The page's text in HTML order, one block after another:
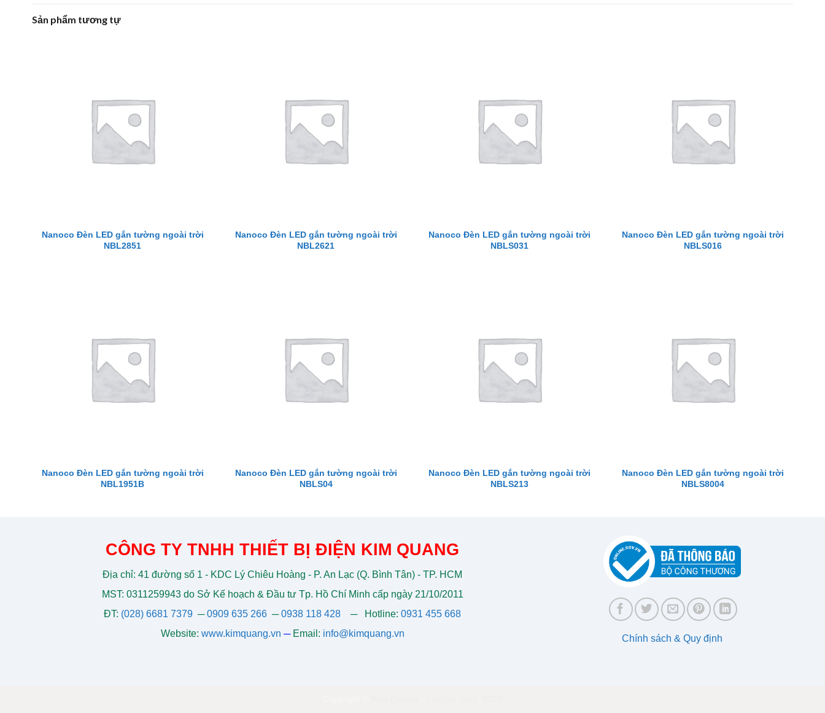
Sản phẩm tương tự
Nanoco Đèn LED gắn tường ngoài trời
NBL2851
Nanoco Đèn LED gắn tường ngoài trời
NBL2621
Nanoco Đèn LED gắn tường ngoài trời
NBLS031
Nanoco Đèn LED gắn tường ngoài trời
NBLS016
Nanoco Đèn LED gắn tường ngoài trời
NBL1951B
Nanoco Đèn LED gắn tường ngoài trời
NBLS04
Nanoco Đèn LED gắn tường ngoài trời
NBLS213
Nanoco Đèn LED gắn tường ngoài trời
NBLS8004
CÔNG TY TNHH THIẾT BỊ ĐIỆN KIM QUANG
Địa chỉ: 41 đường số 1 - KDC Lý Chiêu Hoàng - P. An Lạc (Q. Bình Tân) - TP. HCM
MST: 0311259943 do Sở Kế hoạch & Đầu tư Tp. Hồ Chí Minh cấp ngày 21/10/2011
ĐT: (028) 6681 7379 ─0909 635 266 ─0938 118 428 ─ Hotline: 0931 455 668
Website: www.kimquang.vn ─ Email: info@kimquang.vn Chính sách & Quy định